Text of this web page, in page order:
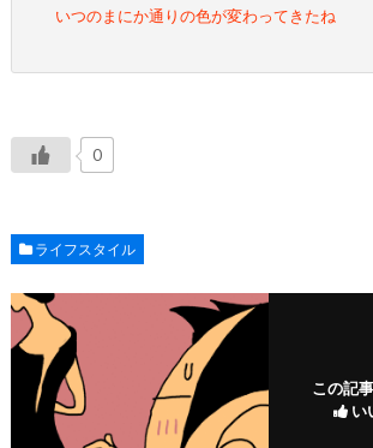
いつのまにか通りの色が変わってきたね
0
ライフスタイル
この記
い